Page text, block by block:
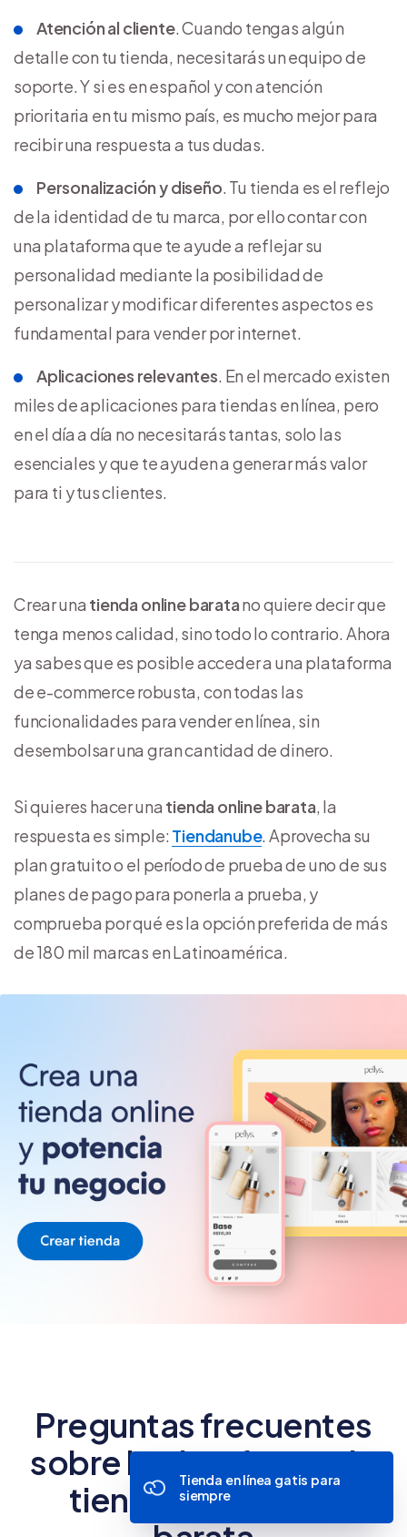
Atención al cliente. Cuando tengas algún
detalle con tu tienda, necesitarás un equipo de
soporte. Y si es en español y con atención
prioritaria en tu mismo país, es mucho mejor para
recibir una respuesta a tus dudas.
Personalización y diseño . Tu tienda es el reflejo
de la identidad de tu marca, por ello contar con
una plataforma que te ayude a reflejar su
personalidad mediante la posibilidad de
personalizar y modificar diferentes aspectos es
fundamental para vender por internet.
Aplicaciones relevantes . En el mercado existen
miles de aplicaciones para tiendas en línea, pero
en el día a día no necesitarás tantas, solo las
esenciales y que te ayuden a generar más valor
para ti y tus clientes.
Crear una tienda online baratano quiere decir que
tenga menos calidad, sino todo lo contrario. Ahora
ya sabes que es posible acceder a una plataforma
de e-commerce robusta, con todas las
funcionalidades para vender en línea, sin
desembolsar una gran cantidad de dinero.
Si quieres hacer una tienda online barata , la
respuesta es simple: Tiendanube. Aprovecha su
plan gratuito o el período de prueba de uno de sus
planes de pago para ponerla a prueba, y
comprueba por qué es la opción preferida de más
de 180 mil marcas en Latinoamérica.
Preguntas frecuentes
sobre la plataforma de
tienda online más
Tienda en línea gatis para
siempre